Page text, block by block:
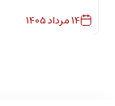
14مرداد1405